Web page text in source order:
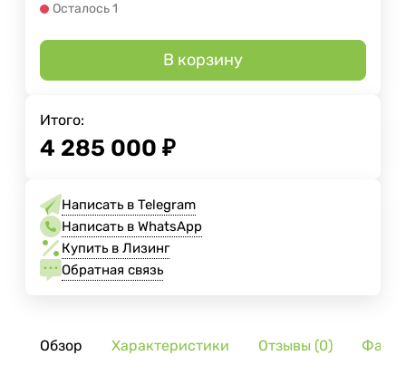
Осталось 1
В корзину
Итого:
4 285 000 ₽
Написать в Telegram
Написать в WhatsApp
Купить в Лизинг
Обратная связь
Обзор Характеристики Отзывы (0)